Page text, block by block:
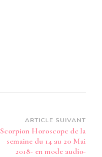
ARTICLE SUIVANT
Scorpion Horoscope de la
semaine du 14 au 20 Mai
2018- en mode audio-